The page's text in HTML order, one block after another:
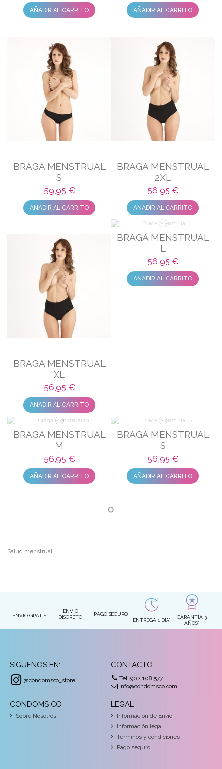
AÑADIR AL CARRITO AÑADIR AL CARRITO
BRAGA MENSTRUAL
S
59,95 €
AÑADIR AL CARRITO
BRAGA MENSTRUAL
2XL
56,95 €
AÑADIR AL CARRITO
BRAGA MENSTRUAL
XL
56,95 €
AÑADIR AL CARRITO
BRAGA MENSTRUAL
L
56,95 €
AÑADIR AL CARRITO
BRAGA MENSTRUAL
M
56,95 €
AÑADIR AL CARRITO
BRAGA MENSTRUAL
S
56,95 €
AÑADIR AL CARRITO
Salud menstrual
ENVIO GRATIS*
ENVIO
DISCRETO
PAGO SEGURO
ENTREGA 1 DÍA*
GARANTÍA 3
AÑOS*
SIGUENOS EN:
@condomsco_store
CONTACTO
Tel. 902 108 577
info@condomsco.com
CONDOMS CO
Sobre Nosotros
LEGAL
Información de Envío
Información legal
Términos y condiciones
Pago seguro